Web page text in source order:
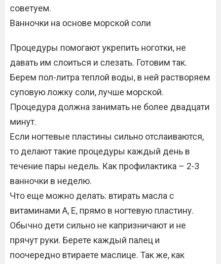
советуем.
Ванночки на основе морской соли
Процедуры помогают укрепить ноготки, не
давать им слоиться и слезать. Готовим так.
Берем пол-литра теплой воды, в ней растворяем
суповую ложку соли, лучше морской.
Процедура должна занимать не более двадцати
минут.
Если ногтевые пластины сильно отслаиваются,
то делают такие процедуры каждый день в
течение пары недель. Как профилактика – 2-3
ванночки в неделю.
Что еще можно делать: втирать масла с
витаминами А, Е, прямо в ногтевую пластину.
Обычно дети сильно не капризничают и не
прячут руки. Берете каждый палец и
поочередно втираете маслице. Так же, как